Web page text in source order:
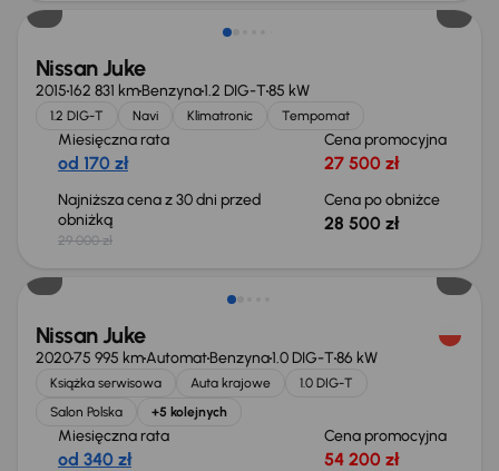
Nissan Juke
2015162 831 kmBenzyna1.2 DIG-T85 kW
1.2 DIG-T Navi Klimatronic Tempomat
Miesięczna rata
od 170 zł
Cena promocyjna
27 500 zł
Najniższa cena z 30 dni przed
obniżką
29 000 zł
Cena po obniżce
28 500 zł
Taniej o 500 zł
Nissan Juke
202075 995 kmAutomatBenzyna1.0 DIG-T86 kW
Książka serwisowa Auta krajowe
1.0 DIG-T
Salon Polska
+5 kolejnych
Miesięczna rata
od 340 zł
Cena promocyjna
54 200 zł